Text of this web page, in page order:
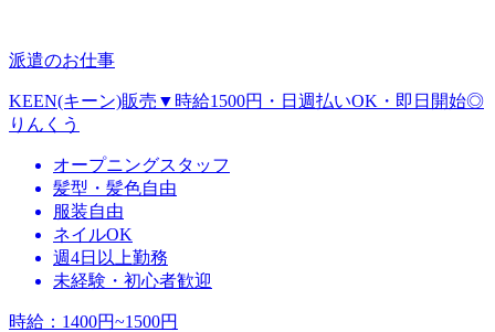
派遣のお仕事
KEEN(キーン)販売▼時給1500円・日週払いOK・即日開始◎
りんくう
オープニングスタッフ
髪型・髪色自由
服装自由
ネイルOK
週4日以上勤務
未経験・初心者歓迎
時給 ： 1400円~1500円